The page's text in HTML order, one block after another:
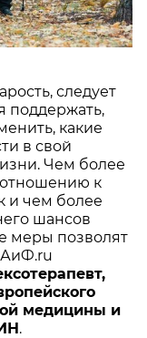
следует
поддержать,
какие
в свой
Чем более
к
и чем более
шансов
меры позволят
АиФ.ru
медицины и
.